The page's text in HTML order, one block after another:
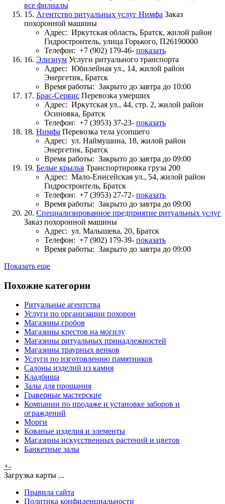
все филиалы
15. Агентство ритуальных услуг Нимфа Заказ
похоронной машины
Адрес: Иркутская область, Братск, жилой район
Гидростроитель, улица Горького, П26190000
Телефон: +7 (902) 179-46- показать
16. Элизиум Услуги ритуального транспорта
Адрес: Юбилейная ул., 14, жилой район
Энергетик, Братск
Время работы: Закрыто до завтра до 10:00
17. Брас-Сервис Перевозка умерших
Адрес: Иркутская ул., 44, стр. 2, жилой район
Осиновка, Братск
Телефон: +7 (3953) 37-23- показать
18. Нимфа Перевозка тела усопшего
Адрес: ул. Наймушина, 18, жилой район
Энергетик, Братск
Время работы: Закрыто до завтра до 09:00
19. Белые крылья Транспортировка груза 200
Адрес: Мало-Енисейская ул., 54, жилой район
Гидростроитель, Братск
Телефон: +7 (3953) 27-72- показать
Время работы: Закрыто до завтра до 09:00
20. Специализированное предприятие ритуальных услуг
Заказ похоронной машины
Адрес: ул. Малышева, 20, Братск
Телефон: +7 (902) 179-39- показать
Время работы: Закрыто до завтра до 09:00
Показать еще
Похожие категории
Ритуальные агентства
Услуги по организации похорон
Магазины гробов
Магазины крестов на могилу
Магазины ритуальных принадлежностей
Магазины траурных венков
Услуги по изготовлению памятников
Салоны изделий из камня
Кладбища
Залы для прощания
Граверные мастерские
Компании по продаже и установке заборов и
ограждений
Морги
Кованые изделия и элементы
Магазины искусственных растений и цветов
Банкетные залы
+-
Загрузка карты ...
Правила сайта
Политика конфиденциальности